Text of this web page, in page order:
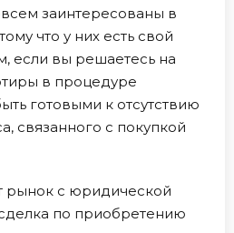
заинтересованы в
что у них есть свой
если вы решаетесь на
в процедуре
готовыми к отсутствию
связанного с покупкой
рынок с юридической
по приобретению